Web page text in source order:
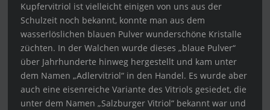
Kupfervitriol ist vielleicht einigen von uns aus der
Schulzeit noch bekannt, konnte man aus dem
wasserlöslichen blauen Pulver wunderschöne Kristalle
züchten. In der Walchen wurde dieses „blaue Pulver“
über Jahrhunderte hinweg hergestellt und kam unter
dem Namen „Adlervitriol“ in den Handel. Es wurde aber
auch eine eisenreiche Variante des Vitriols gesiedet, die
unter dem Namen „Salzburger Vitriol“ bekannt war und